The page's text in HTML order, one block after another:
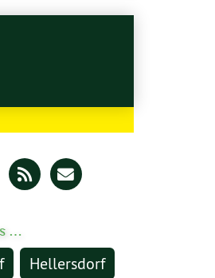
…
Hellersdorf